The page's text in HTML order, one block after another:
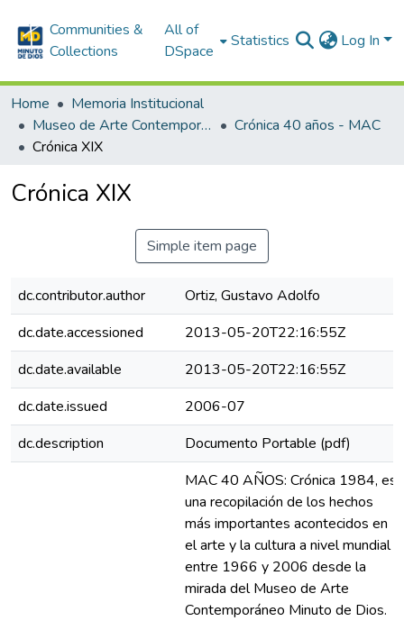
Communities &
Collections
All of
DSpace
Statistics Log In
Home
Memoria Institucional
Museo de Arte Contemporáneo - MAC
Crónica 40 años - MAC
Crónica XIX
Crónica XIX
Simple item page
dc.contributor.author
Ortiz, Gustavo Adolfo
dc.date.accessioned
2013-05-20T22:16:55Z
dc.date.available
2013-05-20T22:16:55Z
dc.date.issued
2006-07
dc.description
Documento Portable (pdf)
MAC 40 AÑOS: Crónica 1984, es
una recopilación de los hechos
más importantes acontecidos en
el arte y la cultura a nivel mundial
entre 1966 y 2006 desde la
mirada del Museo de Arte
Contemporáneo Minuto de Dios.